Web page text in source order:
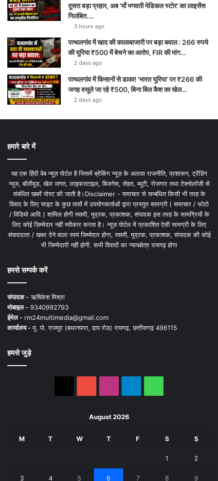
दूसरा बड़ा प्रहार, अब ‘माँ भगवती मेडिकल स्टोर’ का लाइसेंस
निलंबित….
3 hours ago
पत्थलगांव में खाद की कालाबाजारी पर बड़ा बवाल : 266 रुपये
की यूरिया ₹500 में बेचने का आरोप, FIR की मांग…
2 days ago
पत्थलगांव में किसानों से डाका! ‘भारत यूरिया’ पर ₹266 की
जगह वसूले जा रहे ₹500, बिना बिल कैश का खेल…
2 days ago
हमारे बारे में
यह एक हिंदी वेब न्यूज़ पोर्टल है जिसमें ब्रेकिंग न्यूज़ के अलावा राजनीति, प्रशासन, ट्रेंडिंग
न्यूज, बॉलीवुड, खेल जगत, लाइफस्टाइल, बिजनेस, सेहत, ब्यूटी, रोजगार तथा टेक्नोलॉजी से
संबंधित खबरें पोस्ट की जाती है।Disclaimer - समाचार से सम्बंधित किसी भी तरह के
विवाद के लिए साइट के कुछ तत्वों में उपयोगकर्ताओं द्वारा प्रस्तुत सामग्री ( समाचार / फोटो
/ विडियो आदि ) शामिल होगी स्वामी, मुद्रक, प्रकाशक, संपादक इस तरह के सामग्रियों के
लिए कोई ज़िम्मेदार नहीं स्वीकार करता है। न्यूज़ पोर्टल में प्रकाशित ऐसी सामग्री के लिए
संवाददाता / खबर देने वाला स्वयं जिम्मेदार होगा, स्वामी, मुद्रक, प्रकाशक, संपादक की कोई
भी जिम्मेदारी नहीं होगी. सभी विवादों का न्यायक्षेत्र रायगढ़ होगा
हमसे सम्पर्क करें
संपादक -ऋषिकेश मिश्रा
मोबाइल - 9340992793
ईमेल - rm24multimedia@gmail.com
कार्यालय -मु. पो. राजपुर (बथानपारा, ढाप रोड) रायगढ़, छत्तीसगढ़ 496115
हमसे जुड़े
August 2026
M T W T F S S
1 2
3 4 5 6 7 8 9